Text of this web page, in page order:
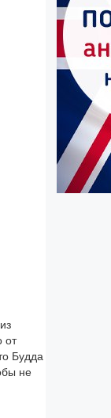
от
Будда
не